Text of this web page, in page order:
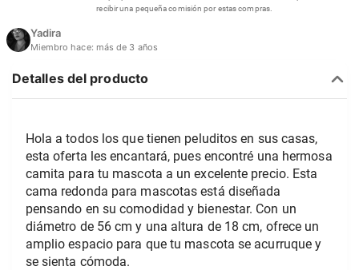
recibir una pequeña comisión por estas compras.
Yadira
Miembro hace: más de 3 años
Detalles del producto
Hola a todos los que tienen peluditos en sus casas,
esta oferta les encantará, pues encontré una hermosa
camita para tu mascota a un excelente precio. Esta
cama redonda para mascotas está diseñada
pensando en su comodidad y bienestar. Con un
diámetro de 56 cm y una altura de 18 cm, ofrece un
amplio espacio para que tu mascota se acurruque y
se sienta cómoda.